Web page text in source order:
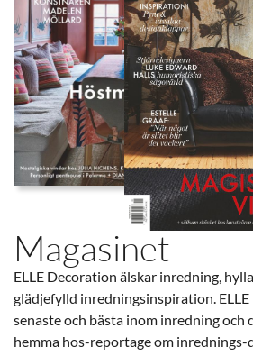
Magasinet
ELLE Decoration älskar inredning,
glädjefylld inredningsinspiration.
senaste och bästa inom inredning och
hemma hos-reportage om inrednings-